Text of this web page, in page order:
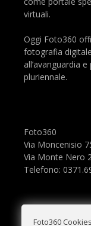
virtuali.
Oggi Foto360
fotografia
all’avanguardia
pluriennale.
Foto360
Via Moncenisio
Via Monte Nero
Telefono:
Foto360